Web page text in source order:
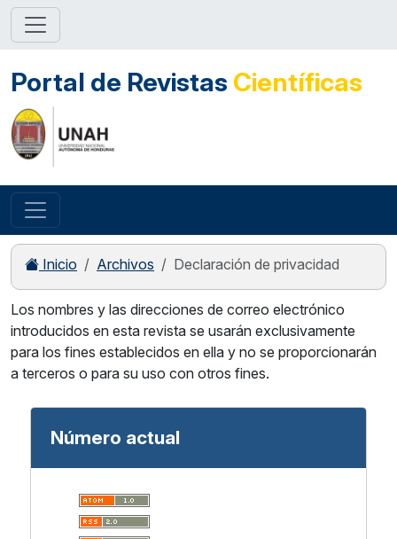
Portal de Revistas Científicas
Inicio Archivos Declaración de privacidad
Los nombres y las direcciones de correo electrónico
introducidos en esta revista se usarán exclusivamente
para los fines establecidos en ella y no se proporcionarán
a terceros o para su uso con otros fines.
Número actual